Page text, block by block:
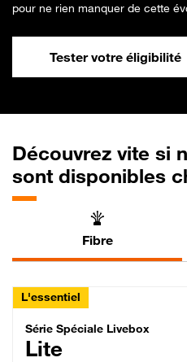
pour ne rien manquer de cette
Tester votre éligibilité
Découvrez vite si
sont disponibles
Fibre
L'essentiel
Série Spéciale
Série Spéciale Livebox
Lite